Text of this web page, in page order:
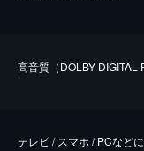
⾼⾳質（DOLBY DIGITAL
テレビ / スマホ / PCなど